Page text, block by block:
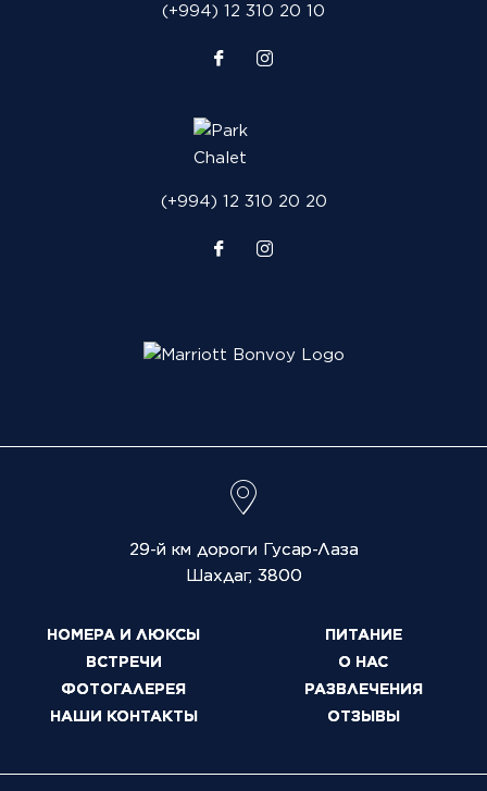
(+994) 12 310 20 10
(+994) 12 310 20 20
29-й км дороги Гусар-Лаза
Шахдаг, 3800
НОМЕРА И ЛЮКСЫ
ПИТАНИЕ
ВСТРЕЧИ
О НАС
ФОТОГАЛЕРЕЯ
РАЗВЛЕЧЕНИЯ
НАШИ КОНТАКТЫ
ОТЗЫВЫ